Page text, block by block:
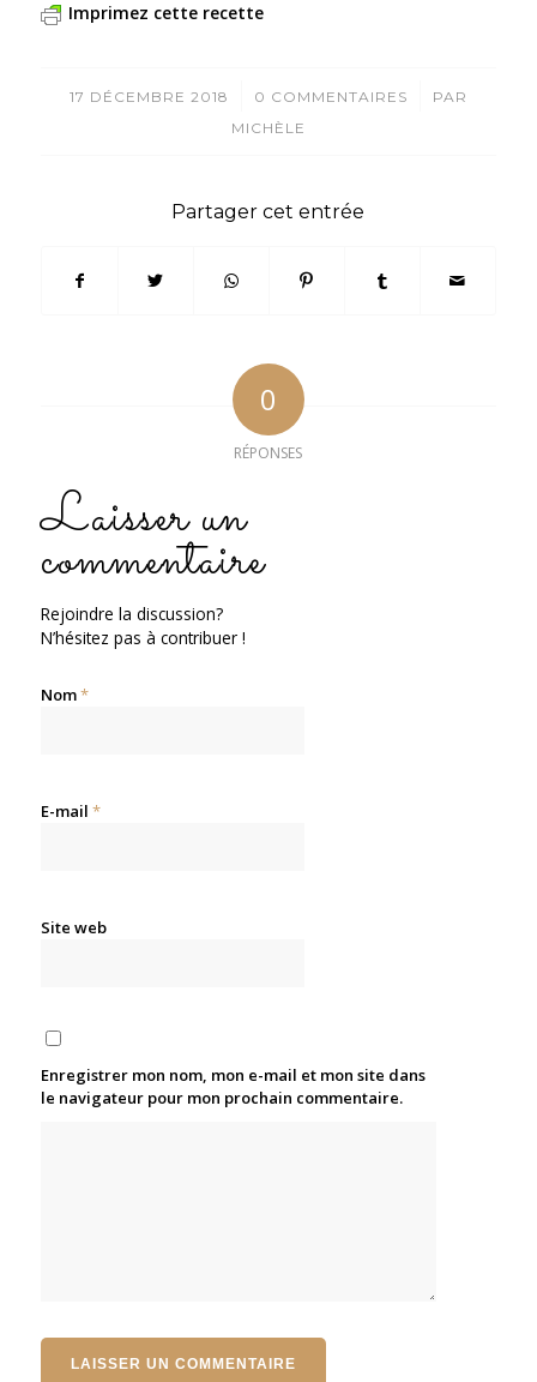
Imprimez cette recette
17 DÉCEMBRE 2018
/ 0 COMMENTAIRES
/
PAR
MICHÈLE
Partager cet entrée
0
RÉPONSES
Laisser un
commentaire
Rejoindre la discussion?
N’hésitez pas à contribuer !
Nom*
E-mail *
Site web
Enregistrer mon nom, mon e-mail et mon site dans
le navigateur pour mon prochain commentaire.